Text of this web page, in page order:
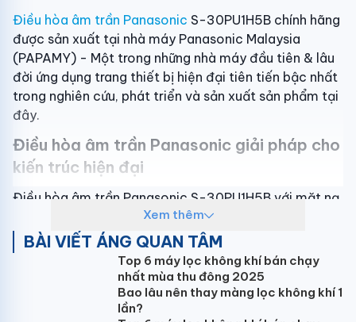
Điều hòa âm trần Panasonic S-30PU1H5B chính hãng
được sản xuất tại nhà máy Panasonic Malaysia
(PAPAMY) - Một trong những nhà máy đầu tiên & lâu
đời ứng dụng trang thiết bị hiện đại tiên tiến bậc nhất
trong nghiên cứu, phát triển và sản xuất sản phẩm tại
đây.
Điều hòa âm trần Panasonic giải pháp cho
kiến trúc hiện đại
Điều hòa âm trần Panasonic S-30PU1H5B với mặt nạ
panel màu trắng thiết kế vuông 950mm x 950mm
mang đến không gian sống sang trọng và hiện đại.
Với công suất điều hòa 30.000BTU (3HP),
Panasonic S-30PU1H5B lựa chọn lắp đặt lý tưởng cho
diện tích dưới 50m2: Phòng khách, phòng họp,
Xem thêm
BÀI VIẾT ÁNG QUAN TÂM
Top 6 máy lọc không khí bán chạy
nhất mùa thu đông 2025
Bao lâu nên thay màng lọc không khí 1
lần?